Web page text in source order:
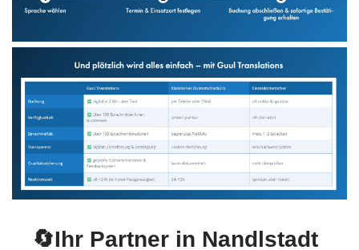
🔄Ihr Partner in Nandlstadt